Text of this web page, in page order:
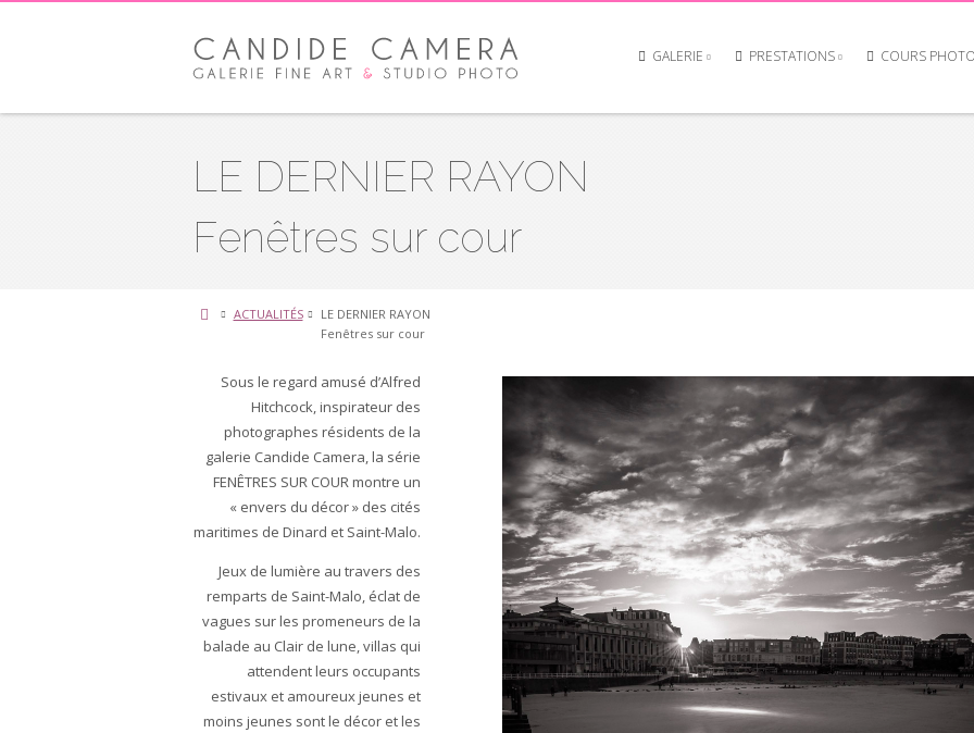
GALERIE PRESTATIONS COURS
LE DERNIER RAYON
Fenêtres sur cour
ACTUALITÉS
LE DERNIER RAYON
Fenêtres sur cour
Sous le regard amusé d’Alfred
Hitchcock, inspirateur des
photographes résidents de la
galerie Candide Camera, la série
FENÊTRES SUR COUR montre un
« envers du décor » des cités
maritimes de Dinard et Saint-Malo.
Jeux de lumière au travers des
remparts de Saint-Malo, éclat de
vagues sur les promeneurs de la
balade au Clair de lune, villas qui
attendent leurs occupants
estivaux et amoureux jeunes et
moins jeunes sont le décor et les